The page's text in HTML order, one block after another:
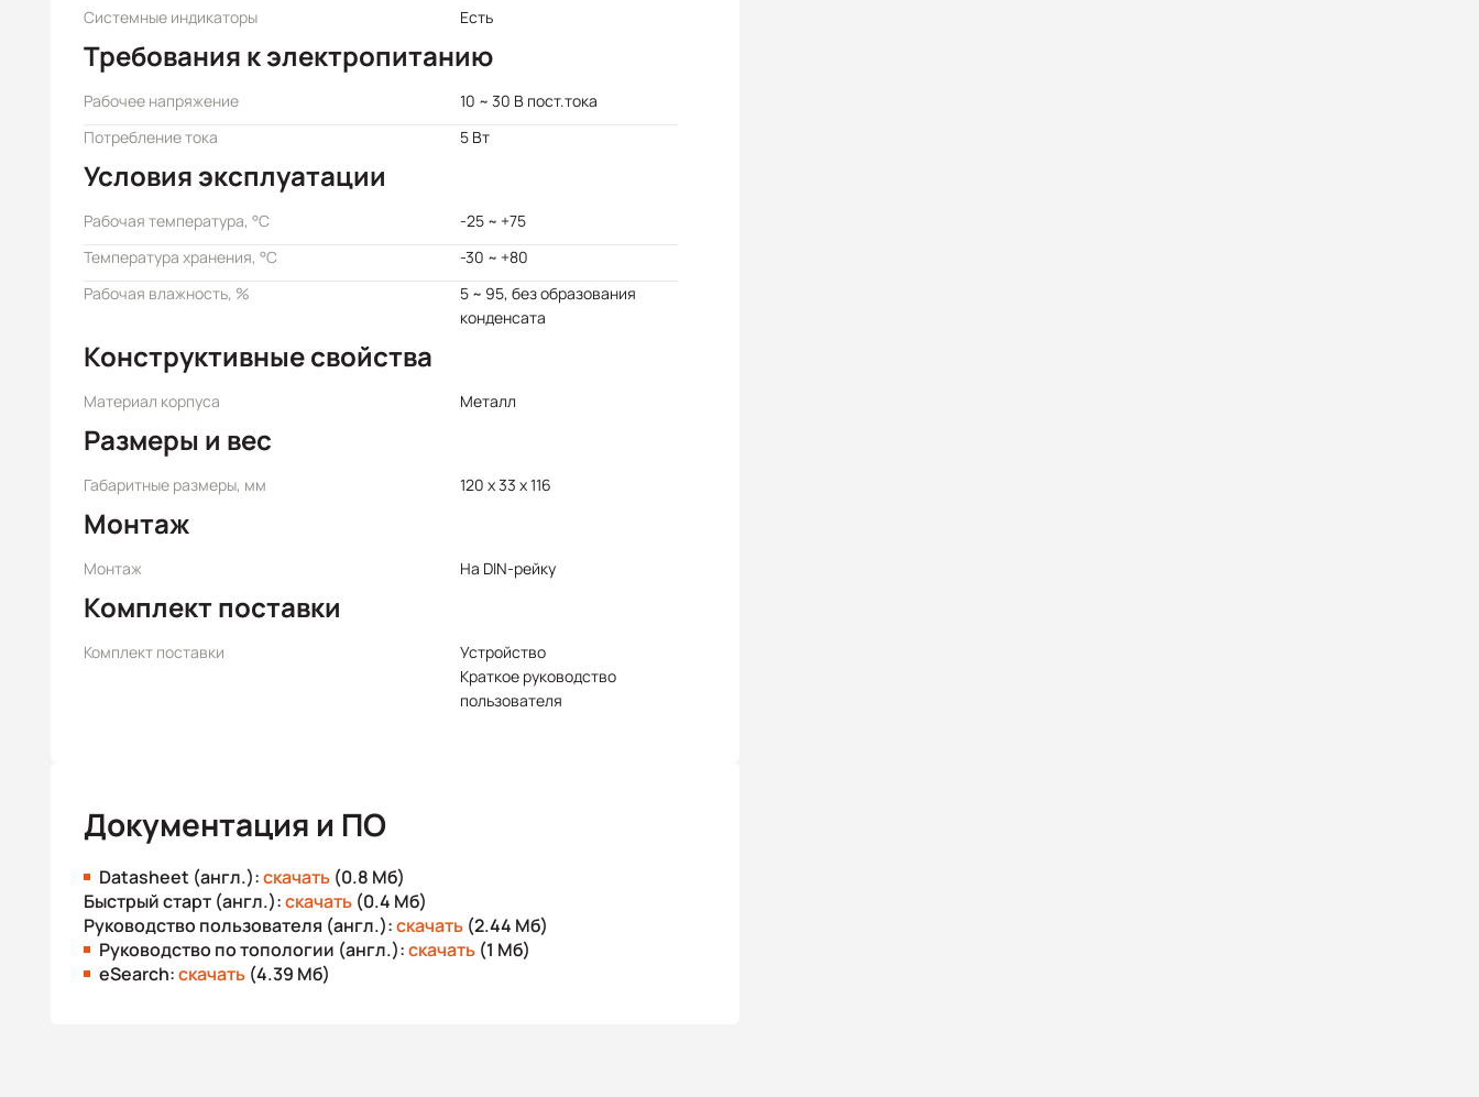
Системные индикаторы Есть
Требования к электропитанию
Рабочее напряжение
10 ~ 30 В пост.тока
Потребление тока
5 Вт
Условия эксплуатации
Рабочая температура, °C
-25 ~ +75
Температура хранения, °C
-30 ~ +80
Рабочая влажность, %
5 ~ 95, без образования
конденсата
Конструктивные свойства
Материал корпуса Металл
Размеры и вес
Габаритные размеры, мм 120 x 33 x 116
Монтаж
Монтаж На DIN-рейку
Комплект поставки
Комплект поставки
Устройство
Краткое руководство
пользователя
Документация и ПО
Datasheet (англ.):скачать (0.8 Мб)
Быстрый старт (англ.):скачать (0.4 Мб)
Руководство пользователя (англ.):скачать (2.44 Мб)
Руководство по топологии (англ.):скачать (1 Мб)
eSearch:скачать (4.39 Мб)